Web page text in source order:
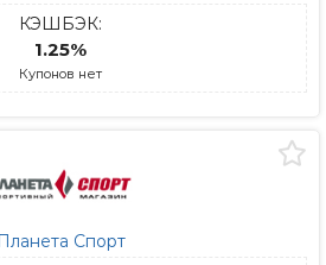
КЭШБЭК:
1.25%
Купонов нет
Планета Спорт